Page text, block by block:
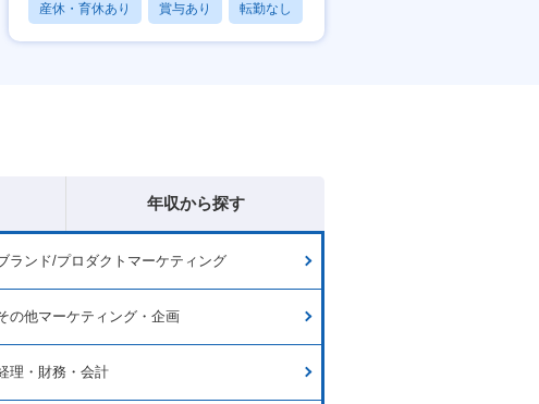
産休・育休あり 賞与あり 転勤なし
年収から探す
ランド/プロダクトマーケティング
の他マーケティング・企画
理・財務・会計